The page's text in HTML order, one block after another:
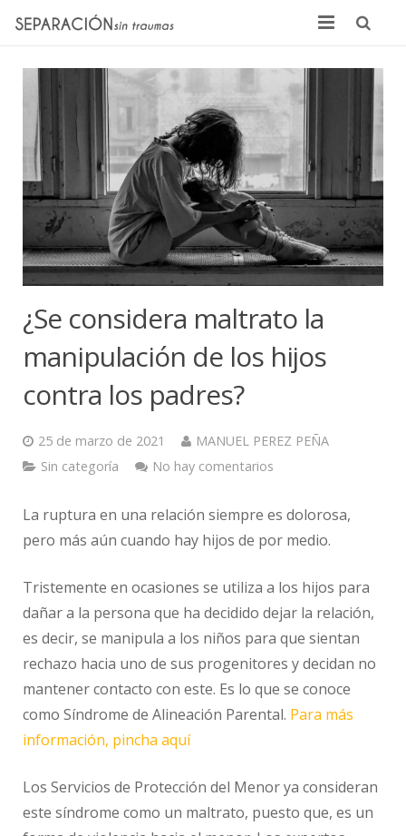
Inicio
Quienes somos
Noticias
Sentencias
Contacto
¿Se considera maltrato la
manipulación de los hijos
contra los padres?
25 de marzo de 2021
MANUEL PEREZ PEÑA
Sin categoría
No hay comentarios
La ruptura en una relación siempre es dolorosa,
pero más aún cuando hay hijos de por medio.
Tristemente en ocasiones se utiliza a los hijos para
dañar a la persona que ha decidido dejar la relación,
es decir, se manipula a los niños para que sientan
rechazo hacia uno de sus progenitores y decidan no
mantener contacto con este. Es lo que se conoce
como Síndrome de Alineación Parental. Para más
información, pincha aquí
Los Servicios de Protección del Menor ya consideran
este síndrome como un maltrato, puesto que, es un